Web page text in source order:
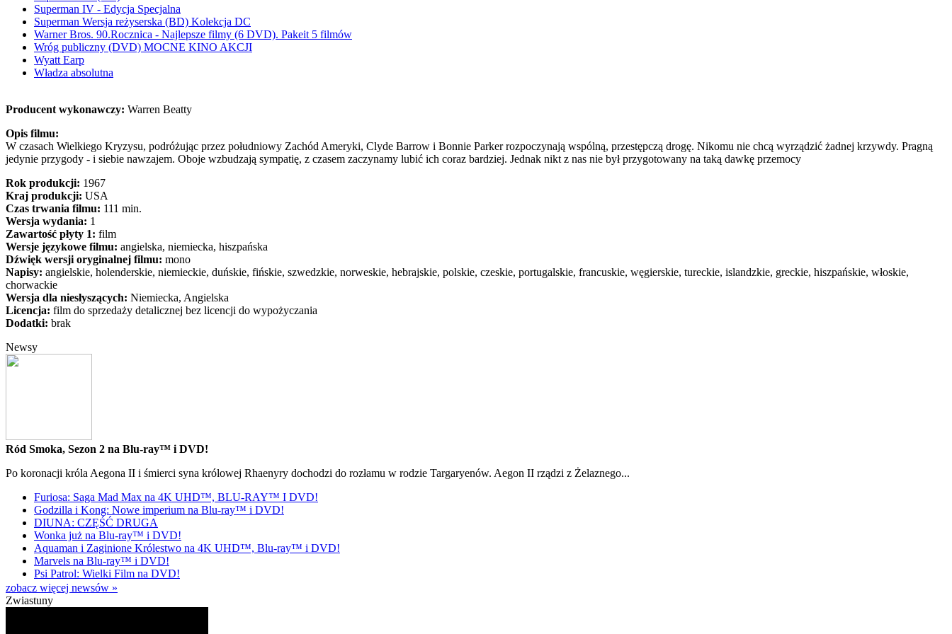
Superman IV - Edycja Specjalna
Superman Wersja reżyserska (BD) Kolekcja DC
Warner Bros. 90.Rocznica - Najlepsze filmy (6 DVD). Pakeit 5 filmów
Wróg publiczny (DVD) MOCNE KINO AKCJI
Wyatt Earp
Władza absolutna
Producent wykonawczy: Warren Beatty
Opis filmu:
W czasach Wielkiego Kryzysu, podróżując przez południowy Zachód Ameryki, Clyde Barrow i Bonnie Parker rozpoczynają wspólną, przestępczą drogę. Nikomu nie chcą wyrządzić żadnej krzywdy. Pragną
jedynie przygody - i siebie nawzajem. Oboje wzbudzają sympatię, z czasem zaczynamy lubić ich coraz bardziej. Jednak nikt z nas nie był przygotowany na taką dawkę przemocy
Rok produkcji: 1967
Kraj produkcji: USA
Czas trwania filmu: 111 min.
Wersja wydania: 1
Zawartość płyty 1: film
Wersje językowe filmu: angielska, niemiecka, hiszpańska
Dźwięk wersji oryginalnej filmu: mono
Napisy: angielskie, holenderskie, niemieckie, duńskie, fińskie, szwedzkie, norweskie, hebrajskie, polskie, czeskie, portugalskie, francuskie, węgierskie, tureckie, islandzkie, greckie, hiszpańskie, włoskie,
chorwackie
Wersja dla niesłyszących: Niemiecka, Angielska
Licencja: film do sprzedaży detalicznej bez licencji do wypożyczania
Dodatki: brak
Newsy
Ród Smoka, Sezon 2 na Blu-ray™ i DVD!
Po koronacji króla Aegona II i śmierci syna królowej Rhaenyry dochodzi do rozłamu w rodzie Targaryenów. Aegon II rządzi z Żelaznego...
Furiosa: Saga Mad Max na 4K UHD™, BLU-RAY™ I DVD!
Godzilla i Kong: Nowe imperium na Blu-ray™ i DVD!
DIUNA: CZĘŚĆ DRUGA
Wonka już na Blu-ray™ i DVD!
Aquaman i Zaginione Królestwo na 4K UHD™, Blu-ray™ i DVD!
Marvels na Blu-ray™ i DVD!
Psi Patrol: Wielki Film na DVD!
zobacz więcej newsów »
Zwiastuny